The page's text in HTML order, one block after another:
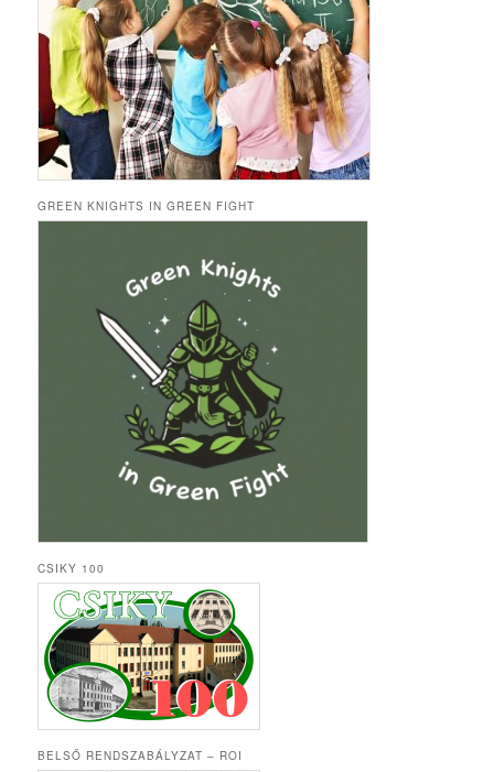
GREEN KNIGHTS IN GREEN FIGHT
CSIKY 100
BELSŐ RENDSZABÁLYZAT – ROI